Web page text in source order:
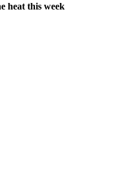
heat this week